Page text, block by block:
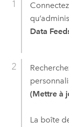
Data
(Mettre à
La boîte